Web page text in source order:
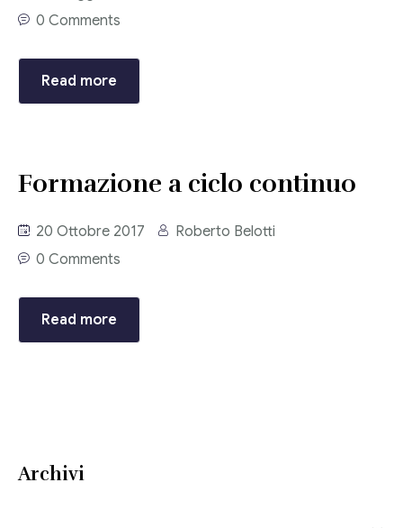
0 Comments
Read more
Formazione a ciclo continuo
20 Ottobre 2017
Roberto Belotti
0 Comments
Read more
Archivi